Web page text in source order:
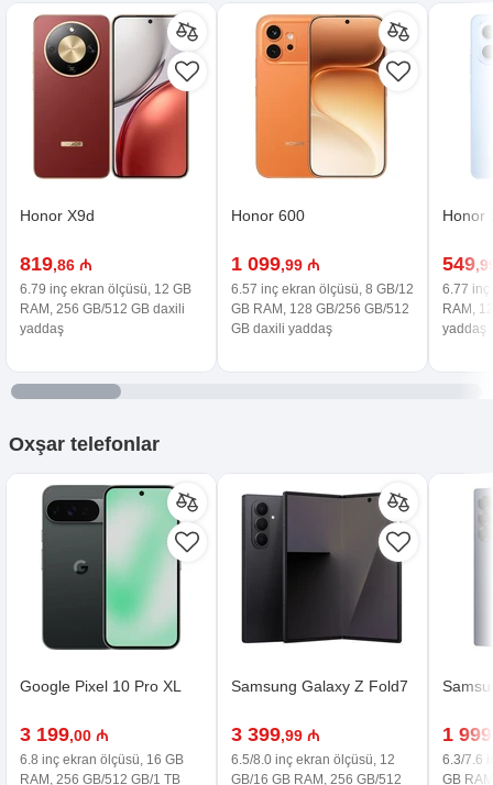
Honor X9d
819,86 ₼
6.79 inç ekran ölçüsü, 12 GB
RAM, 256 GB/512 GB daxili
yaddaş
Honor 600
1 099,99 ₼
6.57 inç ekran ölçüsü, 8 GB/12
GB RAM, 128 GB/256 GB/512
GB daxili yaddaş
Honor
549
6.77 inç
RAM,
yaddaş
Oxşar telefonlar
Google Pixel 10 Pro XL
3 199,00 ₼
6.8 inç ekran ölçüsü, 16 GB
RAM, 256 GB/512 GB/1 TB
Samsung Galaxy Z Fold7
3 399,99 ₼
6.5/8.0 inç ekran ölçüsü, 12
GB/16 GB RAM, 256 GB/512
1 999
6.3/7.6
GB